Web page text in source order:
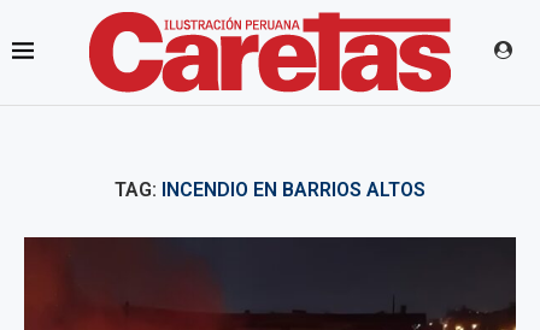
TAG: INCENDIO EN BARRIOS ALTOS